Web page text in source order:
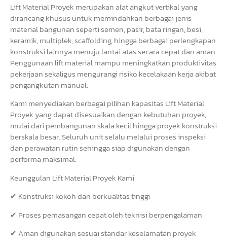
Lift Material Proyek merupakan alat angkut vertikal yang
dirancang khusus untuk memindahkan berbagai jenis
material bangunan seperti semen, pasir, bata ringan, besi,
keramik, multiplek, scaffolding, hingga berbagai perlengkapan
konstruksi lainnya menuju lantai atas secara cepat dan aman.
Penggunaan lift material mampu meningkatkan produktivitas
pekerjaan sekaligus mengurangi risiko kecelakaan kerja akibat
pengangkutan manual.
Kami menyediakan berbagai pilihan kapasitas Lift Material
Proyek yang dapat disesuaikan dengan kebutuhan proyek,
mulai dari pembangunan skala kecil hingga proyek konstruksi
berskala besar. Seluruh unit selalu melalui proses inspeksi
dan perawatan rutin sehingga siap digunakan dengan
performa maksimal.
Keunggulan Lift Material Proyek Kami
✔ Konstruksi kokoh dan berkualitas tinggi
✔ Proses pemasangan cepat oleh teknisi berpengalaman
✔ Aman digunakan sesuai standar keselamatan proyek